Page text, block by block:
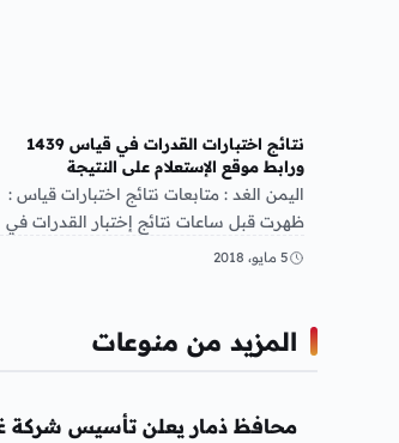
نتائج اختبارات القدرات في قياس 1439
ورابط موقع الإستعلام على النتيجة
اليمن الغد : متابعات نتائج اختبارات قياس :
ظهرت قبل ساعات نتائج إختبار القدرات في
قياس وذلك عقب انتهاء الاختبارات…
5 مايو، 2018
المزيد من منوعات
محافظ ذمار يعلن تأسيس شركة